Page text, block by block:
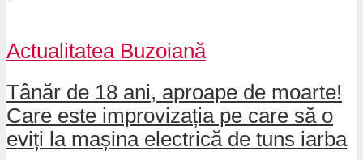
Actualitatea Buzoiană
Tânăr de 18 ani, aproape de moarte!
Care este improvizația pe care să o
eviți la mașina electrică de tuns iarba